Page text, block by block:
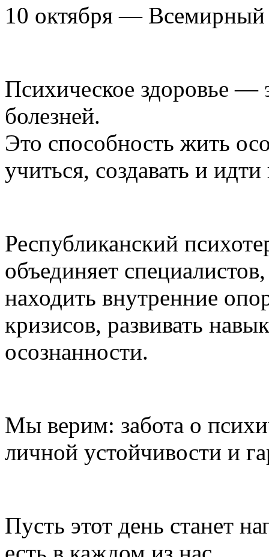
10 октября — Всемирный
Психическое здоровье —
болезней.
Это способность жить
учиться, создавать и
Республиканский
объединяет
находить внутренние
кризисов, развивать
осознанности.
Мы верим: забота о
личной устойчивости и
Пусть этот день станет